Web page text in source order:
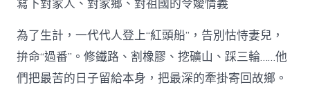
寫下對家人、對家鄉、對祖國的令嬡情義
為了生計，一代代人登上“紅頭船”，告別怙恃妻兒，
拚命“過番”。修鐵路、割橡膠、挖礦山、踩三輪……他
們把最苦的日子留給本身，把最深的牽掛寄回故鄉。